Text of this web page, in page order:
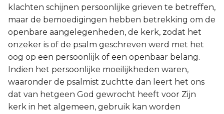
klachten schijnen persoonlijke grieven te betreffen,
maar de bemoedigingen hebben betrekking om de
openbare aangelegenheden, de kerk, zodat het
onzeker is of de psalm geschreven werd met het
oog op een persoonlijk of een openbaar belang.
Indien het persoonlijke moeilijkheden waren,
waaronder de psalmist zuchtte dan leert het ons
dat van hetgeen God gewrocht heeft voor Zijn
kerk in het algemeen, gebruik kan worden